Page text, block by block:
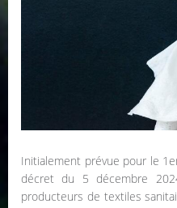
Initialement prévue pour le
décret du 5 décembre
producteurs de textiles